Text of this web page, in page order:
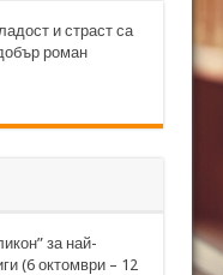
и страст са
роман
за най-
(6 октомври – 12